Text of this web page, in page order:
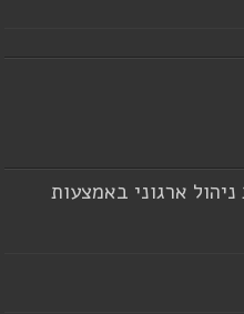
ארגוני באמצעות